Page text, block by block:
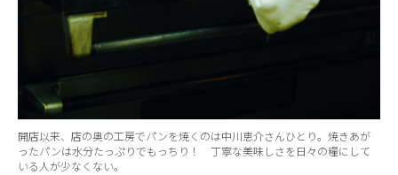
開店以来、店の奥の工房でパンを焼くのは中川恵介さんひとり。焼きあが
ったパンは水分たっぷりでもっちり！ 丁寧な美味しさを日々の糧にして
いる人が少なくない。